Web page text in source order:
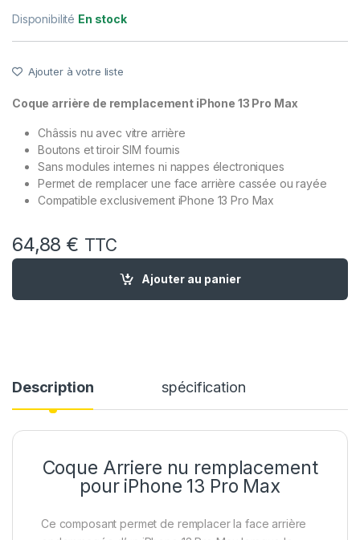
Disponibilité En stock
Ajouter à votre liste
Coque arrière de remplacement iPhone 13 Pro Max
Châssis nu avec vitre arrière
Boutons et tiroir SIM fournis
Sans modules internes ni nappes électroniques
Permet de remplacer une face arrière cassée ou rayée
Compatible exclusivement iPhone 13 Pro Max
64,88 € TTC
quantité de Chassis Remplacement iPhone 13 Pro Max
Ajouter au panier
Description spécification
Coque Arriere nu remplacement
pour iPhone 13 Pro Max
Ce composant permet de remplacer la face arrière